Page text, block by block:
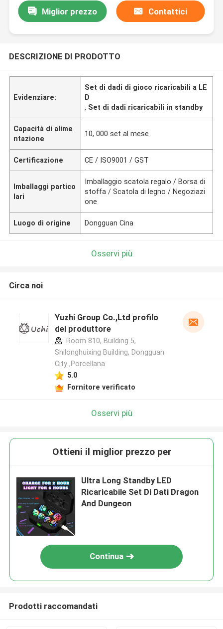
Miglior prezzo Contattici
DESCRIZIONE DI PRODOTTO
Evidenziare:
Set di dadi di gioco ricaricabili a LE
D
, Set di dadi ricaricabili in standby
Capacità di alime
ntazione
10, 000 set al mese
Certificazione CE / ISO9001 / GST
Imballaggi partico
lari
Imballaggio scatola regalo / Borsa di
stoffa / Scatola di legno / Negoziazi
one
Luogo di origine Dongguan Cina
Osservi più
Circa noi
Yuzhi Group Co.,Ltd profilo
del produttore
Room 810, Building 5,
Shilonghuixing Building, Dongguan
City ,Porcellana
5.0
Fornitore verificato
Osservi più
Ottieni il miglior prezzo per
Ultra Long Standby LED
Ricaricabile Set Di Dati Dragon
And Dungeon
Continua
Prodotti raccomandati